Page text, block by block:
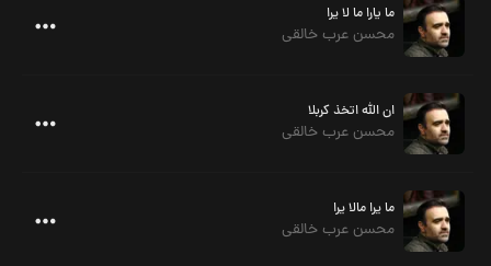
ما یارا ما لا یرا
محسن عرب خالقی
ان الله اتخذ کربلا
محسن عرب خالقی
ما یرا مالا یرا
محسن عرب خالقی